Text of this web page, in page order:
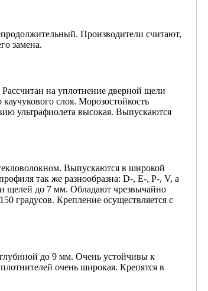
Производители считают,
замена.
на уплотнение дверной щели
слоя. Морозостойкость
ультрафиолета высокая. Выпускаются
Выпускаются в широкой
так же разнообразна: D-, E-, P-, V, а
щелей до 7 мм. Обладают чрезвычайно
градусов. Крепление осуществляется с
до 9 мм. Очень устойчивы к
очень широкая. Крепятся в